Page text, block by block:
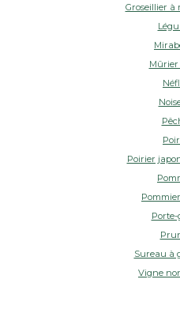
Groseillier à
Mûrier
Poirier
Sureau à
Vigne